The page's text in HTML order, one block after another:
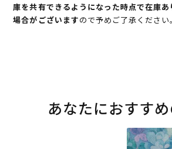
庫を共有できるようになった時点で在庫あ
場合がございますので予めご了承ください。
あなたにおすす